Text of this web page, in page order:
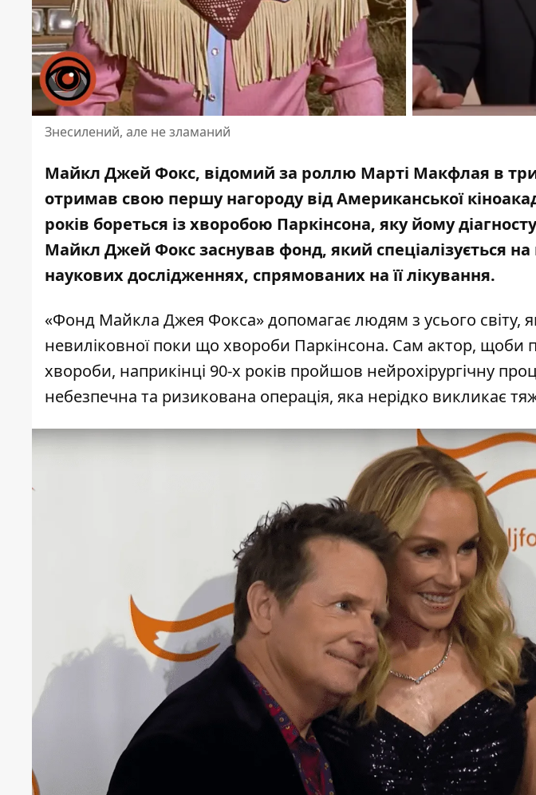
Знесилений, але не зламаний
Майкл Джей Фокс, відомий за роллю Марті Макфлая в
отримав свою першу нагороду відАмериканської
років бореться із хворобою Паркінсона, яку йому
Майкл Джей Фокс заснував фонд, який спеціалізується на
наукових дослідженнях, спрямованих на її лікування.
«Фонд Майкла Джея Фокса»допомагає людям з усього світу,
невиліковної поки що хвороби Паркінсона. Сам актор,
хвороби, наприкінці 90-х років пройшов нейрохірургічну
небезпечна та ризикована операція, яка нерідко викликає